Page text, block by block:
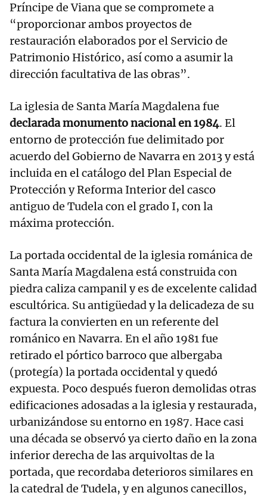
Príncipe de Viana que se compromete a
“proporcionar ambos proyectos de
restauración elaborados por el Servicio de
Patrimonio Histórico, así como a asumir la
dirección facultativa de las obras”.
La iglesia de Santa María Magdalena fue
declarada monumento nacional en 1984. El
entorno de protección fue delimitado por
acuerdo del Gobierno de Navarra en 2013 y está
incluida en el catálogo del Plan Especial de
Protección y Reforma Interior del casco
antiguo de Tudela con el grado I, con la
máxima protección.
La portada occidental de la iglesia románica de
Santa María Magdalena está construida con
piedra caliza campanil y es de excelente calidad
escultórica. Su antigüedad y la delicadeza de su
factura la convierten en un referente del
románico en Navarra. En el año 1981 fue
retirado el pórtico barroco que albergaba
(protegía) la portada occidental y quedó
expuesta. Poco después fueron demolidas otras
edificaciones adosadas a la iglesia y restaurada,
urbanizándose su entorno en 1987. Hace casi
una década se observó ya cierto daño en la zona
inferior derecha de las arquivoltas de la
portada, que recordaba deterioros similares en
la catedral de Tudela, y en algunos canecillos,